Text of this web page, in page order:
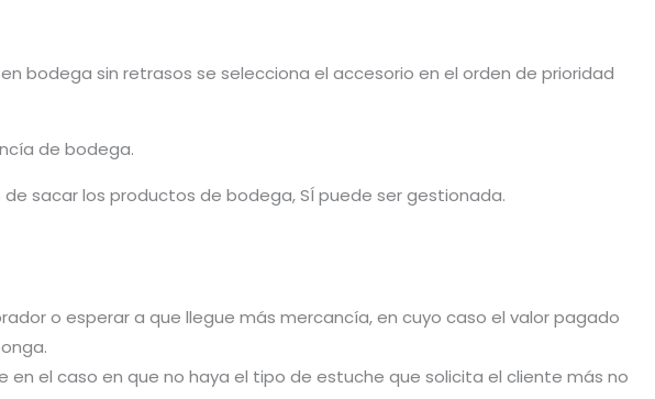
bodega sin retrasos se selecciona el accesorio en el orden de prioridad
de bodega.
sacar los productos de bodega, SÍ puede ser gestionada.
o esperar a que llegue más mercancía, en cuyo caso el valor pagado
el caso en que no haya el tipo de estuche que solicita el cliente más no